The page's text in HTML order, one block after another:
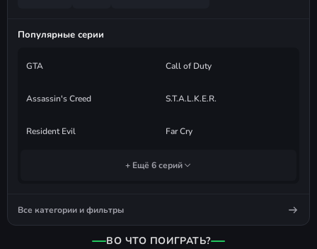
Популярные серии
GTA Call of Duty
Assassin's Creed S.T.A.L.K.E.R.
Resident Evil Far Cry
+ Ещё 6 серий
Все категории и фильтры
ВО ЧТО ПОИГРАТЬ?